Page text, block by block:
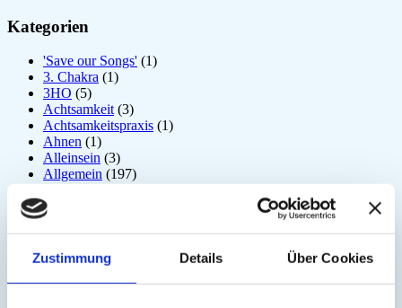
Zustimmung Details Über Cookies
Kategorien
'Save our Songs' (1)
3. Chakra (1)
3HO (5)
Achtsamkeit (3)
Achtsamkeitspraxis (1)
Ahnen (1)
Alleinsein (3)
Allgemein (197)
Angst
Arjuna
Astrologie(1)
Atem(41)
(3)
Atom(1)